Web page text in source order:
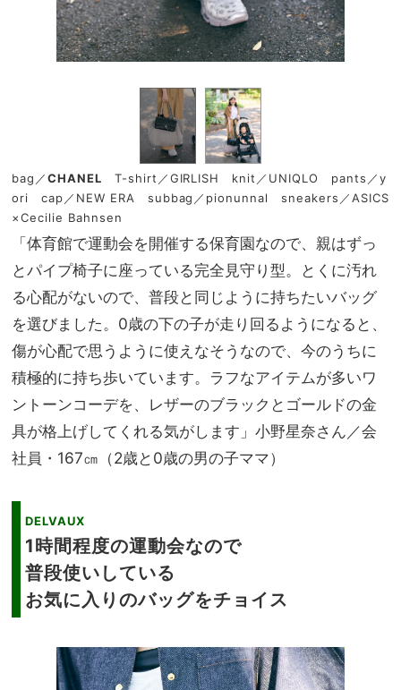
bag／CHANEL T-shirt／GIRLISH knit／UNIQLO pants／y
ori cap／NEW ERA subbag／pionunnal sneakers／ASICS
×Cecilie Bahnsen
「体育館で運動会を開催する保育園なので、親はずっ
とパイプ椅子に座っている完全見守り型。とくに汚れ
る心配がないので、普段と同じように持ちたいバッグ
を選びました。0歳の下の子が走り回るようになると、
傷が心配で思うように使えなそうなので、今のうちに
積極的に持ち歩いています。ラフなアイテムが多いワ
ントーンコーデを、レザーのブラックとゴールドの金
具が格上げしてくれる気がします」小野星奈さん／会
社員・167㎝（2歳と0歳の男の子ママ）
DELVAUX
1時間程度の運動会なので
普段使いしている
お気に入りのバッグをチョイス